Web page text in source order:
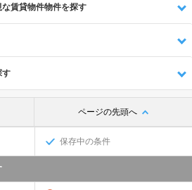
賃貸物件物件を探す
す
ページの先頭へ
保存中の条件